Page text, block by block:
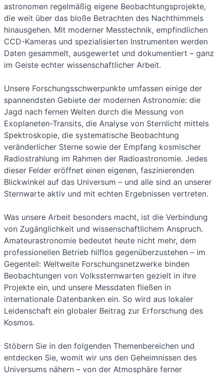
astronomen regelmäßig eigene Beobachtungsprojekte,
die weit über das bloße Betrachten des Nachthimmels
hinausgehen. Mit moderner Messtechnik, empfindlichen
CCD-Kameras und spezialisierten Instrumenten werden
Daten gesammelt, ausgewertet und dokumentiert – ganz
im Geiste echter wissenschaftlicher Arbeit.
Unsere Forschungsschwerpunkte umfassen einige der
spannendsten Gebiete der modernen Astronomie: die
Jagd nach fernen Welten durch die Messung von
Exoplaneten-Transits, die Analyse von Sternlicht mittels
Spektroskopie, die systematische Beobachtung
veränderlicher Sterne sowie der Empfang kosmischer
Radiostrahlung im Rahmen der Radioastronomie. Jedes
dieser Felder eröffnet einen eigenen, faszinierenden
Blickwinkel auf das Universum – und alle sind an unserer
Sternwarte aktiv und mit echten Ergebnissen vertreten.
Was unsere Arbeit besonders macht, ist die Verbindung
von Zugänglichkeit und wissenschaftlichem Anspruch.
Amateurastronomie bedeutet heute nicht mehr, dem
professionellen Betrieb hilflos gegenüberzustehen – im
Gegenteil: Weltweite Forschungsnetzwerke binden
Beobachtungen von Volkssternwarten gezielt in ihre
Projekte ein, und unsere Messdaten fließen in
internationale Datenbanken ein. So wird aus lokaler
Leidenschaft ein globaler Beitrag zur Erforschung des
Kosmos.
Stöbern Sie in den folgenden Themenbereichen und
entdecken Sie, womit wir uns den Geheimnissen des
Universums nähern – von der Atmosphäre ferner